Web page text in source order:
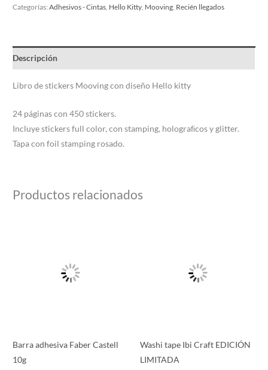
Categorías:Adhesivos - Cintas Hello Kitty Mooving Recién llegados
Descripción
Libro de stickers Mooving con diseño Hello kitty
24 páginas con 450 stickers.
Incluye stickers full color, con stamping, holograﬁcos y glitter.
Tapa con foil stamping rosado.
Productos relacionados
Barra adhesiva Faber Castell
10g
Washi tape Ibi Craft EDICIÓN
LIMITADA
pueden